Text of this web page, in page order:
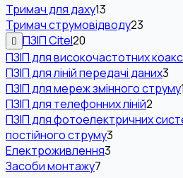
Тримач для даху13
Тримач струмовідводу23
ПЗІП Citel20
ПЗІП для високочастотних
ПЗІП для ліній передачі даних3
ПЗІП для мереж змінного струму
ПЗІП для телефонних ліній2
ПЗІП для фотоелектричних
постійного струму3
Електроживлення3
Засоби монтажу7